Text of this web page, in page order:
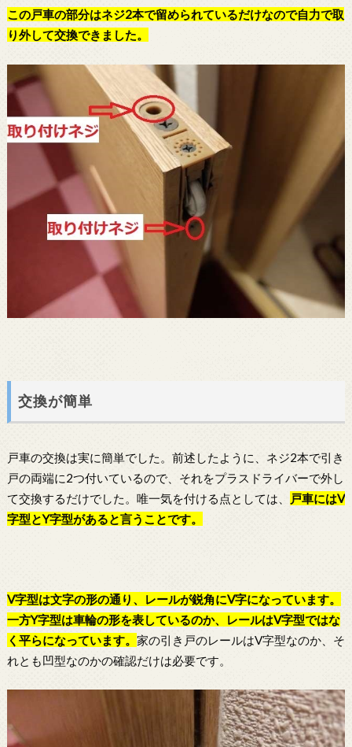
この戸車の部分はネジ2本で留められているだけなので自力で取
り外して交換できました。
交換が簡単
戸車の交換は実に簡単でした。前述したように、ネジ2本で引き
戸の両端に2つ付いているので、それをプラスドライバーで外し
て交換するだけでした。唯一気を付ける点としては、
戸車にはV
字型とY字型があると言うことです。
V字型は文字の形の通り、レールが鋭角にV字になっています。
一方Y字型は車輪の形を表しているのか、レールはV字型ではな
く平らになっています。 家の引き戸のレールはV字型なのか、そ
れとも凹型なのかの確認だけは必要です。